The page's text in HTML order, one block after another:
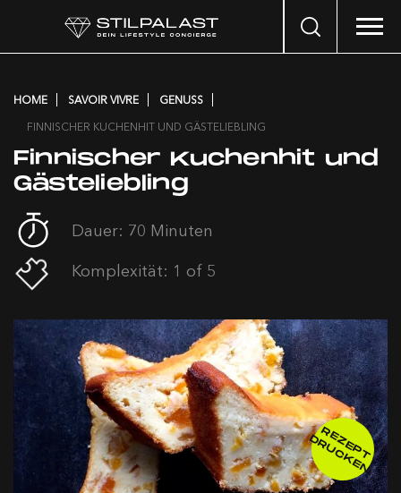
Search
HOME SAVOIR VIVRE
GENUSS
FINNISCHER KUCHENHIT UND GÄSTELIEBLING
Finnischer Kuchenhit und
Gästeliebling
Dauer: 70 Minuten
Komplexität: 1 of 5
R
E
Z
E
P
T
D
R
U
C
K
E
N